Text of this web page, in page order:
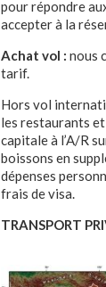
pour répondre
accepter à la
Achat vol : nous
tarif.
Hors vol
les restaurants
capitale à l’A/R
boissons en
dépenses
frais de visa.
TRANSPORT